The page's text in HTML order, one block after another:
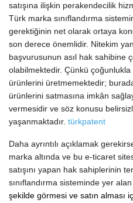
satışına ilişkin perakendecilik
Türk marka sınıflandırma
gerektiğinin net olarak ortaya
son derece önemlidir. Nitekim
başvurusunun asıl hak sahibine
olabilmektedir. Çünkü
ürünlerini üretmemektedir;
ürünlerini satmasına imkân
vermesidir ve söz konusu
yaşanmaktadır. türkpatent
Daha ayrıntılı açıklamak
marka altında ve bu e-ticaret
satışını yapan hak sahiplerinin
sınıflandırma sisteminde yer alan
şekilde görmesi ve satın alması